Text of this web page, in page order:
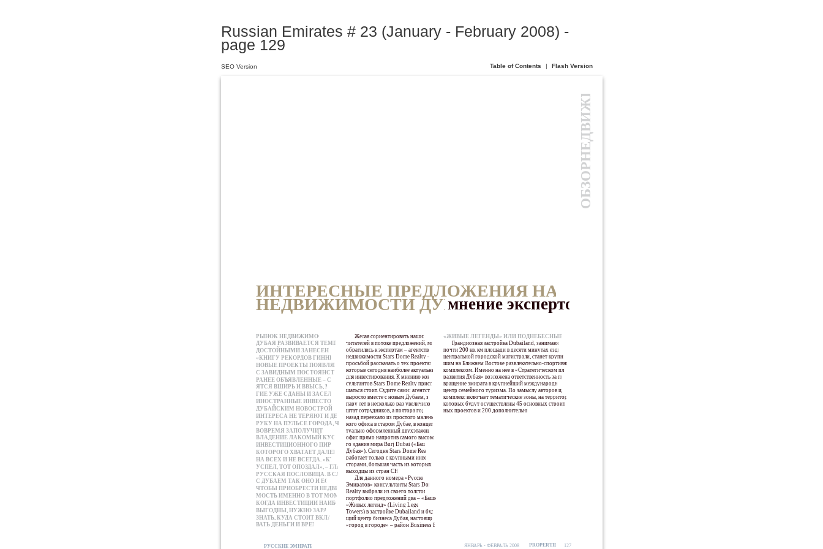
Russian Emirates # 23 (January - February 2008) -
page 129
127
РУССКИЕ ЭМИРАТЫ ЯНВАРЬ - ФЕВРАЛЬ 2008 PROPERTIES
ОБЗОРНЕДВИЖИМОСТИ
Желая сориентировать наших
читателей в потоке предложений, мы
обратились к экспертам – агентству
недвижимости Stars Dome Realty – с
просьбой рассказать о тех проектах,
которые сегодня наиболее актуальны
для инвестирования. К мнению кон-
сультантов Stars Dome Realty прислу-
шаться стоит. Судите сами: агентство
выросло вместе с новым Дубаем, за
пару лет в несколько раз увеличило
штат сотрудников, а полтора года
назад переехало из простого малень-
кого офиса в старом Дубае, в концеп-
туально оформленный двухэтажный
офис прямо напротив самого высоко-
го здания мира Burj Dubai («Башня
Дубая»). Сегодня Stars Dome Realty
работает только с крупными инве-
сторами, большая часть из которых –
выходцы из стран СНГ.
Для данного номера «Русских
Эмиратов» консультанты Stars Dome
Realty выбрали из своего толстого
портфолио предложений два – «Башни
«Живых легенд» (Living Legends
Towers) в застройке Dubailand и буду-
щий центр бизнеса Дубая, настоящий
«город в городе» – район Business Bay.
РЫНОК НЕДВИЖИМОСТИ
ДУБАЯ РАЗВИВАЕТСЯ ТЕМПАМИ,
ДОСТОЙНЫМИ ЗАНЕСЕНИЯ В
«КНИГУ РЕКОРДОВ ГИННЕСА».
НОВЫЕ ПРОЕКТЫ ПОЯВЛЯЮТСЯ
С ЗАВИДНЫМ ПОСТОЯНСТВОМ,
РАНЕЕ ОБЪЯВЛЕННЫЕ – СТРО-
ЯТСЯ ВШИРЬ И ВВЫСЬ, МНО-
ГИЕ УЖЕ СДАНЫ И ЗАСЕЛЕНЫ.
ИНОСТРАННЫЕ ИНВЕСТОРЫ К
ДУБАЙСКИМ НОВОСТРОЙКАМ
ИНТЕРЕСА НЕ ТЕРЯЮТ И ДЕРЖАТ
РУКУ НА ПУЛЬСЕ ГОРОДА, ЧТОБЫ
ВОВРЕМЯ ЗАПОЛУЧИТЬ ВО
ВЛАДЕНИЕ ЛАКОМЫЙ КУСОЧЕК
ИНВЕСТИЦИОННОГО ПИРОГА,
КОТОРОГО ХВАТАЕТ ДАЛЕКО НЕ
НА ВСЕХ И НЕ ВСЕГДА. «КТО НЕ
УСПЕЛ, ТОТ ОПОЗДАЛ», – ГЛАСИТ
РУССКАЯ ПОСЛОВИЦА. В СЛУЧАЕ
С ДУБАЕМ ТАК ОНО И ЕСТЬ –
ЧТОБЫ ПРИОБРЕСТИ НЕДВИЖИ-
МОСТЬ ИМЕННО В ТОТ МОМЕНТ,
КОГДА ИНВЕСТИЦИИ НАИБОЛЕЕ
ВЫГОДНЫ, НУЖНО ЗАРАНЕЕ
ЗНАТЬ, КУДА СТОИТ ВКЛАДЫ-
ВАТЬ ДЕНЬГИ И ВРЕМЯ.
ИНТЕРЕСНЫЕ ПРЕДЛОЖЕНИЯ НА РЫНКЕ
НЕДВИЖИМОСТИ ДУБАЯ:мнение экспертов
«ЖИВЫЕ ЛЕГЕНДЫ» ИЛИ ПОДНЕБЕСНЫЕ ВИЛЛЫ
Грандиозная застройка Dubailand, занимающая
почти 200 кв. км площади в десяти минутах езды от
центральной городской магистрали, станет крупней-
шим на Ближнем Востоке развлекательно-спортивным
комплексом. Именно на нее в «Стратегическом плане
развития Дубая» возложена ответственность за пре-
вращение эмирата в крупнейший международный
центр семейного туризма. По замыслу авторов идеи,
комплекс включает тематические зоны, на территории
которых будут осуществлены 45 основных строитель-
ных проектов и 200 дополнительных.
SEO Version Table of Contents | Flash Version